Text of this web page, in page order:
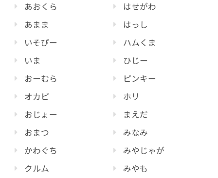
あおくら
あまま
いそぴー
いま
おーむら
オカピ
おじょー
おまつ
かわぐち
クルム
はせがわ
はっし
ハムくま
ひじー
ピンキー
ホリ
まえだ
みなみ
みやじゃが
みやも